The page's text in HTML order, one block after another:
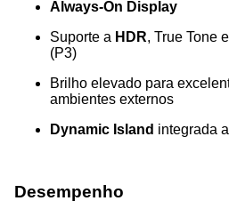
Always-On Display
Suporte a HDR, True Tone
(P3)
Brilho elevado para
ambientes externos
Dynamic Island integrada
Desempenho